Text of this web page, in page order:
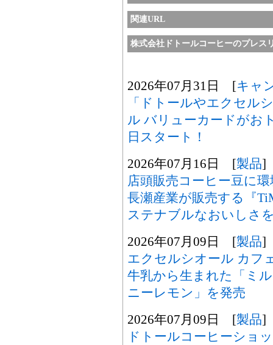
関連URL
株式会社ドトールコーヒーのプレス
2026年07月31日 [キャ
「ドトールやエクセ
ル バリューカードがお
日スタート！
2026年07月16日 [製品]
店頭販売コーヒー豆に
長瀬産業が販売する『
ステナブルなおいしさ
2026年07月09日 [製品]
エクセルシオール カフ
牛乳から生まれた「ミ
ニーレモン」を発売
2026年07月09日 [製品]
ドトールコーヒーショ